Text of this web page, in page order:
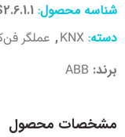
شناسه محصول:
دسته: KNX
, عملگر
برند: ABB
مشخصات محصول